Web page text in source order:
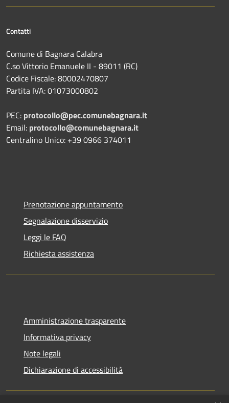
Contatti
Comune di Bagnara Calabra
C.so Vittorio Emanuele II - 89011 (RC)
Codice Fiscale:80002470807
Partita IVA:01073000802
PEC: protocollo@pec.comunebagnara.it
Email: protocollo@comunebagnara.it
Centralino Unico: +39 0966 374011
Prenotazione appuntamento
Segnalazione disservizio
Leggi le FAQ
Richiesta assistenza
Amministrazione trasparente
Informativa privacy
Note legali
Dichiarazione di accessibilità